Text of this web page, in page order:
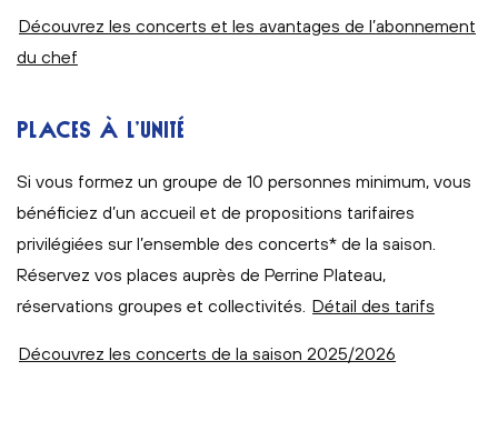
Découvrez les concerts et les avantages de l’abonnement
du chef
PLACES À L’UNITÉ
Si vous formez un groupe de 10 personnes minimum, vous
bénéficiez d’un accueil et de propositions tarifaires
privilégiées sur l’ensemble des concerts* de la saison.
Réservez vos places auprès de Perrine Plateau,
réservations groupes et collectivités. Détail des tarifs
Découvrez les concerts de la saison 2025/2026